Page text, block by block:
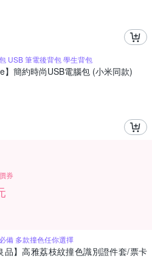
USB 筆電後背包 學生背包
】簡約時尚USB電腦包 (小米同款)
券
備 多款撞色任你選擇
品】高雅荔枝紋撞色識別證件套/票卡